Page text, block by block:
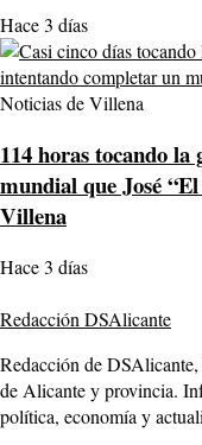
Hace 3 días
Noticias de Villena
114 horas tocando
mundial que José
Villena
Hace 3 días
Redacción DSAlicante
Redacción de
de Alicante y provincia.
política, economía y